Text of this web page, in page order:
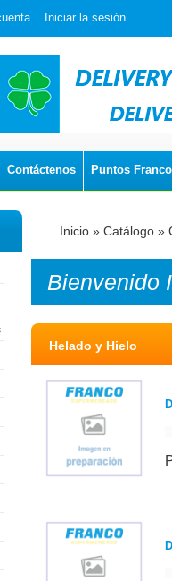
Iniciar la sesión
Contáctenos Puntos Franco
Inicio » Catálogo »
Bienvenido
Helado y Hielo